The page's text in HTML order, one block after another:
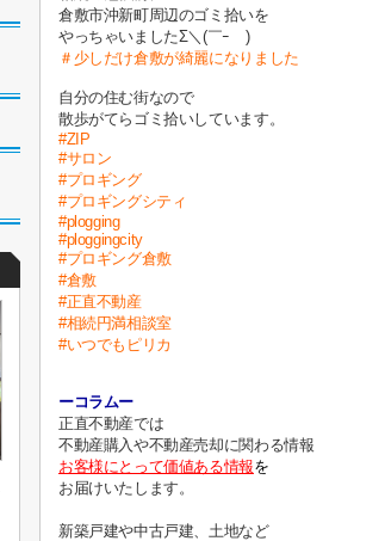
倉敷市沖新町周辺のゴミ拾いを
やっちゃいましたΣ＼(￣ｰ￣)
＃少しだけ倉敷が綺麗になりました
自分の住む街なので
散歩がてらゴミ拾いしています。
#ZIP
#サロン
#プロギング
#プロギングシティ
#plogging
#ploggingcity
#プロギング倉敷
#倉敷
#正直不動産
#相続円満相談室
#いつでもピリカ
ーコラムー
正直不動産では
不動産購入や不動産売却に関わる情報
お客様にとって価値ある情報を
お届けいたします。
新築戸建や中古戸建、土地など